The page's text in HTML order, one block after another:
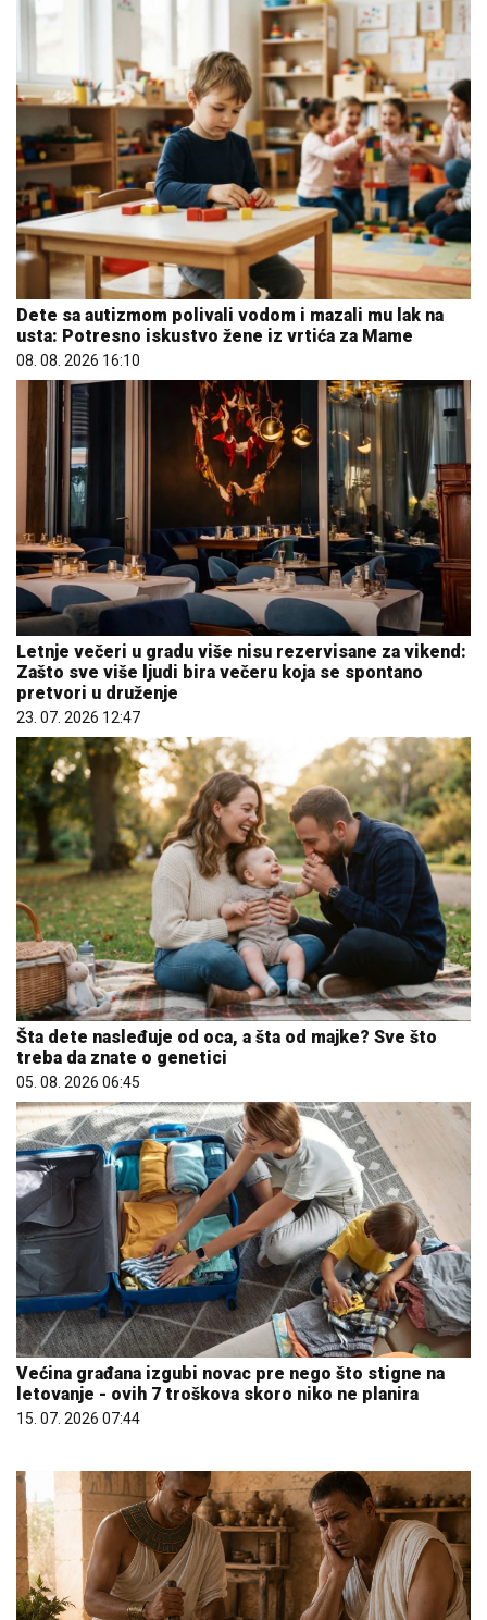
Dete sa autizmom polivali vodom i mazali mu lak na
usta: Potresno iskustvo žene iz vrtića za Mame
08. 08. 2026 16:10
Letnje večeri u gradu više nisu rezervisane za vikend:
Zašto sve više ljudi bira večeru koja se spontano
pretvori u druženje
23. 07. 2026 12:47
Šta dete nasleđuje od oca, a šta od majke? Sve što
treba da znate o genetici
05. 08. 2026 06:45
Većina građana izgubi novac pre nego što stigne na
letovanje - ovih 7 troškova skoro niko ne planira
15. 07. 2026 07:44